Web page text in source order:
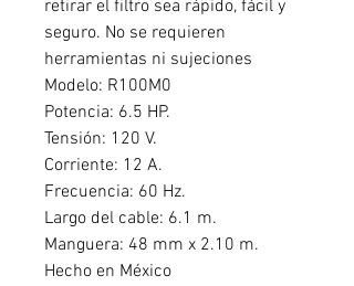
retirar el filtro sea rápido, fácil y
seguro. No se requieren
herramientas ni sujeciones
Modelo: R100M0
Potencia: 6.5 HP.
Tensión: 120 V.
Corriente: 12 A.
Frecuencia: 60 Hz.
Largo del cable: 6.1 m.
Manguera: 48 mm x 2.10 m.
Hecho en México